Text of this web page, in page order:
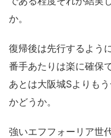
か。
復帰後は先行するよう
番手あたりは楽に確保
あとは大阪城Sよりも
かどうか。
強いエフフォーリア世